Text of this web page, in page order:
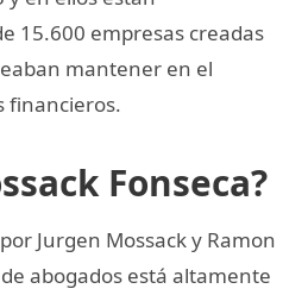
15.600 empresas creadas
mantener en el
financieros.
Fonseca?
Jurgen Mossack y Ramon
abogados está altamente